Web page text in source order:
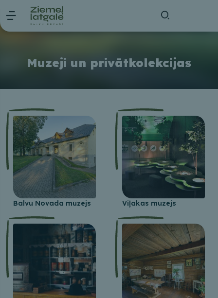
Muzeji un privātkolekcijas
Balvu Novada muzejs Viļakas muzejs